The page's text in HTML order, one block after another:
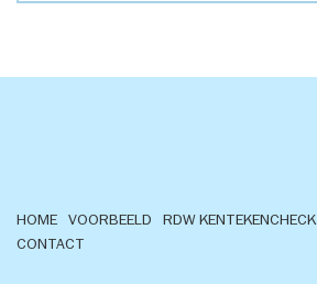
HOME VOORBEELD RDW KENTEKENCHECK
CONTACT